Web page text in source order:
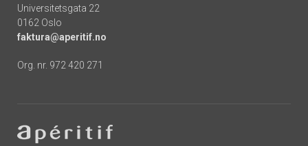
Universitetsgata 22
0162 Oslo
faktura@aperitif.no
Org. nr. 972 420 271